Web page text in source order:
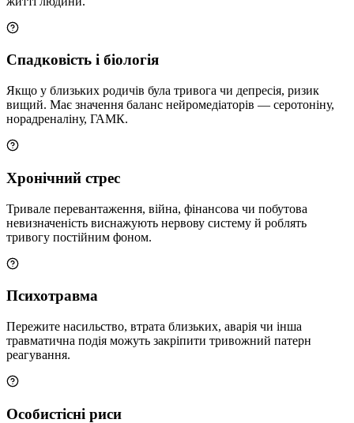
Спадковість і біологія
Якщо у близьких родичів була тривога чи депресія, ризик
вищий. Має значення баланс нейромедіаторів — серотоніну,
норадреналіну, ГАМК.
Хронічний стрес
Тривале перевантаження, війна, фінансова чи побутова
невизначеність виснажують нервову систему й роблять
тривогу постійним фоном.
Психотравма
Пережите насильство, втрата близьких, аварія чи інша
травматична подія можуть закріпити тривожний патерн
реагування.
Особистісні риси